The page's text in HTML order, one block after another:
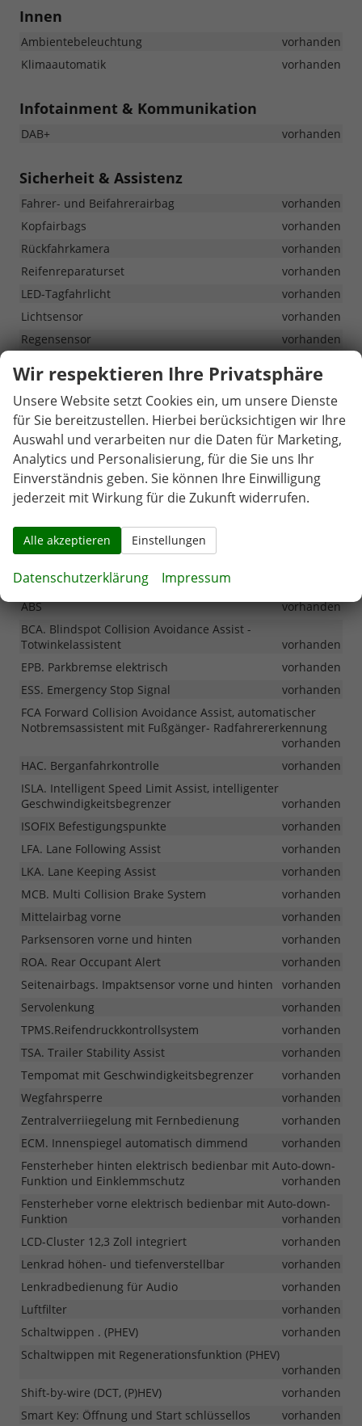
Innen
Ambientebeleuchtung
vorhanden
Klimaautomatik
vorhanden
Infotainment & Kommunikation
DAB+ vorhanden
Sicherheit & Assistenz
Fahrer- und Beifahrerairbag
vorhanden
Kopfairbags
vorhanden
Rückfahrkamera
vorhanden
Reifenreparaturset
vorhanden
LED-Tagfahrlicht
vorhanden
Lichtsensor
vorhanden
Regensensor
vorhanden
Außen
Außenspiegel beheizbar
vorhanden
Außenspiegel elektrisch verstellbar
vorhanden
Dachreling
vorhanden
Sonstiges
Tageszulassung vor Auslieferung im Ausland!!!
3. Bremsleuchte LED
ABS
vorhanden
BCA. Blindspot Collision Avoidance Assist -
Totwinkelassistent
vorhanden
EPB. Parkbremse elektrisch
vorhanden
ESS. Emergency Stop Signal
vorhanden
FCA Forward Collision Avoidance Assist, automatischer
Notbremsassistent mit Fußgänger- Radfahrererkennung
vorhanden
HAC. Berganfahrkontrolle
vorhanden
ISLA. Intelligent Speed Limit Assist, intelligenter
Geschwindigkeitsbegrenzer
vorhanden
ISOFIX Befestigungspunkte
vorhanden
LFA. Lane Following Assist
vorhanden
LKA. Lane Keeping Assist
vorhanden
MCB. Multi Collision Brake System
vorhanden
Mittelairbag vorne
vorhanden
Parksensoren vorne und hinten
vorhanden
ROA. Rear Occupant Alert
vorhanden
Seitenairbags. Impaktsensor vorne und hinten
vorhanden
Servolenkung
vorhanden
TPMS.Reifendruckkontrollsystem
vorhanden
TSA. Trailer Stability Assist
vorhanden
Tempomat mit Geschwindigkeitsbegrenzer
vorhanden
Wegfahrsperre
vorhanden
Zentralverriiegelung mit Fernbedienung
vorhanden
ECM. Innenspiegel automatisch dimmend
vorhanden
Fensterheber hinten elektrisch bedienbar mit Auto-down-
Funktion und Einklemmschutz
vorhanden
Fensterheber vorne elektrisch bedienbar mit Auto-down-
Funktion
vorhanden
LCD-Cluster 12,3 Zoll integriert
vorhanden
Lenkrad höhen- und tiefenverstellbar
vorhanden
Lenkradbedienung für Audio
vorhanden
Luftfilter
vorhanden
Schaltwippen . (PHEV)
vorhanden
Schaltwippen mit Regenerationsfunktion (PHEV)
vorhanden
Shift-by-wire (DCT, (P)HEV)
vorhanden
Smart Key: Öffnung und Start schlüssellos
vorhanden
Wir respektieren Ihre Privatsphäre
Unsere Website setzt Cookies ein, um unsere Dienste
für Sie bereitzustellen. Hierbei berücksichtigen wir Ihre
Auswahl und verarbeiten nur die Daten für Marketing,
Analytics und Personalisierung, für die Sie uns Ihr
Einverständnis geben. Sie können Ihre Einwilligung
jederzeit mit Wirkung für die Zukunft widerrufen.
Alle akzeptieren Einstellungen
Datenschutzerklärung Impressum